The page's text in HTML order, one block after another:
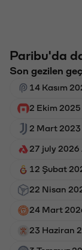
Paribu'da
Son gezilen
14 Kasım
2 Ekim
2 Mart
27 july
12 Şubat
22 Nisan
24 Mart
23 Haziran